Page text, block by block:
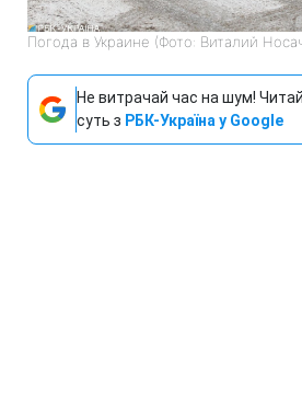
Погода в Украине (Фото: Виталий
Не витрачай час на шум! Читай
суть з РБК-Україна у Google